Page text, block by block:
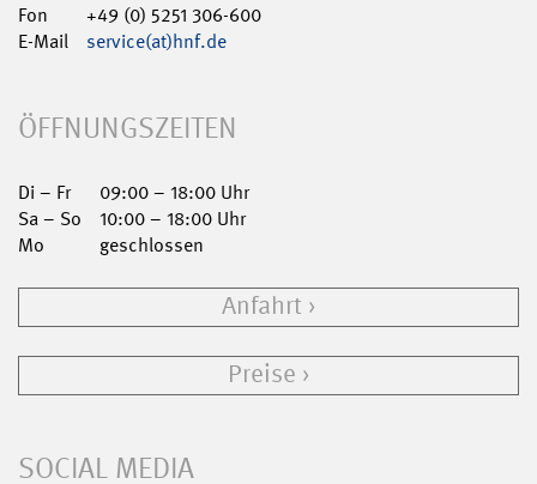
Fon
+49 (0) 5251 306-600
E-Mail
service(at)hnf.de
ÖFFNUNGSZEITEN
Di – Fr
09:00 – 18:00 Uhr
Sa – So
10:00 – 18:00 Uhr
Mo
geschlossen
Anfahrt
Preise
SOCIAL MEDIA